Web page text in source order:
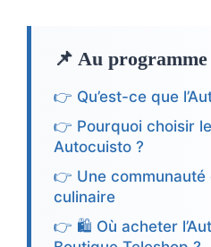
📌 Au programme
👉 Qu’est-ce que
👉 Pourquoi choisir
Autocuisto ?
👉 Une
culinaire
👉 🛍️ Où acheter